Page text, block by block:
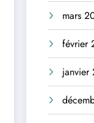
mars
février
janvier